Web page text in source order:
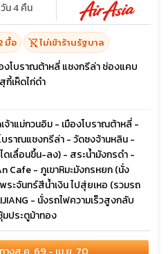
น 4 คืน
มื้อ shopping_cart_offไม่เข้าร้านรัฐบาล
งโบราณต้าหลี่ แชงกรีล่า ช่องแคบ
กี้เห็ดไก่ดำ
จ้าแม่กวนอิม - เมืองโบราณต้าหลี่ -
ราณแชงกรีล่า - วัดซงจ้านหลิน -
ดเลื่อนขึ้น-ลง) - สระน้ำมังกรดำ -
Cafe - ภูเขาหิมะมังกรหยก (นั่ง
ระจันทร์สีน้ำเงิน ไปสุ่ยเหอ (รวมรถ
- นั่งรถไฟความเร็วสูงกลับ
ประตูม้าทอง